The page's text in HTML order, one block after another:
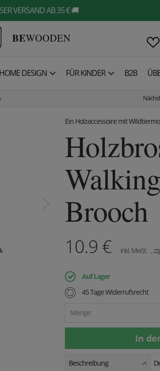
VERSAND AB 35 € 🚚
BEWOODEN
HOME DESIGN FÜR KINDER B2B
Ein Holzaccessoire mit
Brooch
10.9 € inkl. MwSt. ,
Auf Lager
45 Tage Widerrufsrecht
Menge:
Beschreibung